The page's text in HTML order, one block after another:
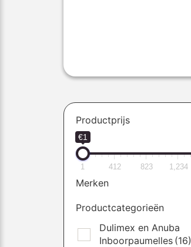
Productprijs
€1
1 412 823 1,234
Merken
Productcategorieën
Dulimex en Anuba
Inboorpaumelles (16)